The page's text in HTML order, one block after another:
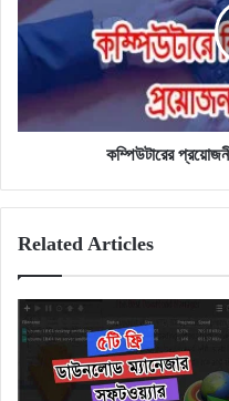
সমূহের
তালিকা
কম্পিউটারের
Related Articles